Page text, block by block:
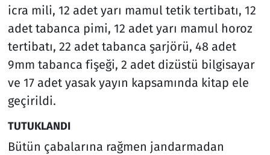
icra mili, 12 adet yarı mamul tetik tertibatı, 12
adet tabanca pimi, 12 adet yarı mamul horoz
tertibatı, 22 adet tabanca şarjörü, 48 adet
9mm tabanca fişeği, 2 adet dizüstü bilgisayar
ve 17 adet yasak yayın kapsamında kitap ele
geçirildi.
TUTUKLANDI
Bütün çabalarına rağmen jandarmadan